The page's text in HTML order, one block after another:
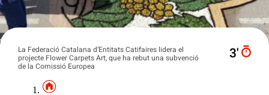
La Federació Catalana d’Entitats Catifaires lidera el
projecte Flower Carpets Art, que ha rebut una subvenció
de la Comissió Europea
3′